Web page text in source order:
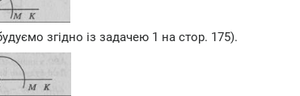
згідно із задачею 1 на стор. 175).